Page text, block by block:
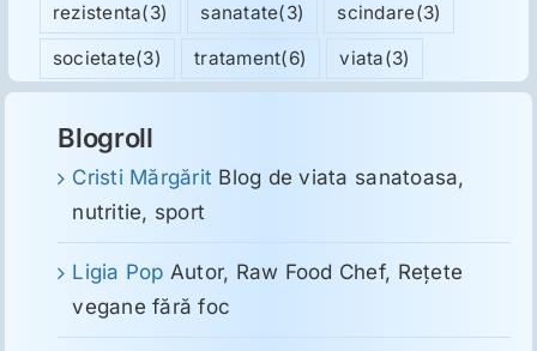
rezistenta(3) sanatate(3) scindare(3)
societate(3) tratament(6) viata(3)
Blogroll
Cristi Mărgărit Blog de viata sanatoasa,
nutritie, sport
Ligia Pop Autor, Raw Food Chef, Reţete
vegane fără foc